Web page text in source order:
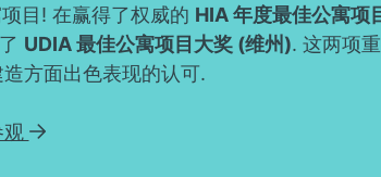
目! 在赢得了权威的 HIA 年度最佳公寓项
UDIA 最佳公寓项目大奖 (维州). 这两项
方面出色表现的认可.
观